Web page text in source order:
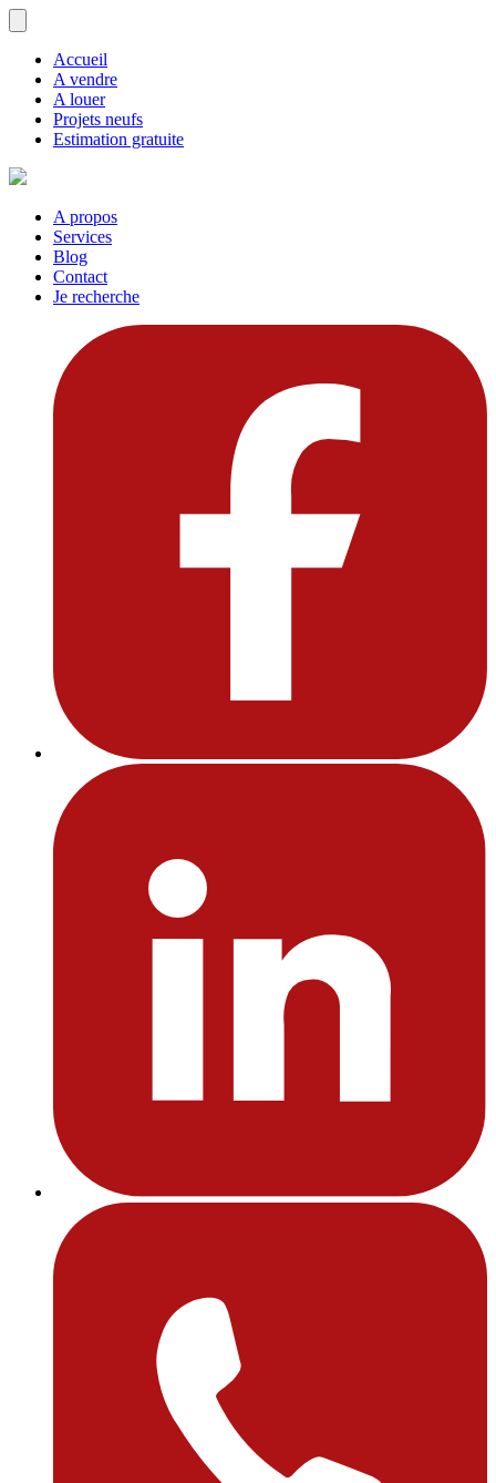
Accueil
A vendre
A louer
Projets neufs
Estimation gratuite
A propos
Services
Blog
Contact
Je recherche